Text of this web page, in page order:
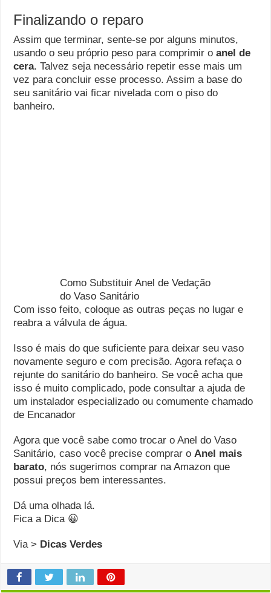
Finalizando o reparo
Assim que terminar, sente-se por alguns minutos,
usando o seu próprio peso para comprimir oanel de
cera. Talvez seja necessário repetir esse mais um
vez para concluir esse processo. Assim a base do
seu sanitário vai ficar nivelada com o piso do
banheiro.
Como Substituir Anel de Vedação
do Vaso Sanitário
Com isso feito, coloque as outras peças no lugar e
reabra a válvula de água.
Isso é mais do que suficiente para deixar seu vaso
novamente seguro e com precisão. Agora refaça o
rejunte do sanitário do banheiro. Se você acha que
isso é muito complicado, pode consultar a ajuda de
um instalador especializado ou comumente chamado
de Encanador
Agora que você sabe como trocar o Anel do Vaso
Sanitário, caso você precise comprar oAnel mais
barato, nós sugerimos comprar na Amazon que
possui preços bem interessantes.
Dá uma olhada lá.
Fica a Dica 😀
Via > Dicas Verdes